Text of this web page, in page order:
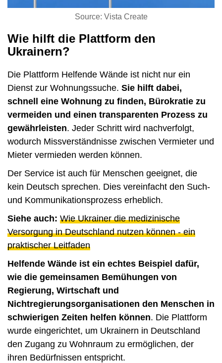
Source: Vista Create
Wie hilft die Plattform den
Ukrainern?
Die Plattform Helfende Wände ist nicht nur ein
Dienst zur Wohnungssuche. Sie hilft dabei,
schnell eine Wohnung zu finden, Bürokratie zu
vermeiden und einen transparenten Prozess zu
gewährleisten. Jeder Schritt wird nachverfolgt,
wodurch Missverständnisse zwischen Vermieter und
Mieter vermieden werden können.
Der Service ist auch für Menschen geeignet, die
kein Deutsch sprechen. Dies vereinfacht den Such-
und Kommunikationsprozess erheblich.
Siehe auch: Wie Ukrainer die medizinische
Versorgung in Deutschland nutzen können - ein
praktischer Leitfaden
Helfende Wände ist ein echtes Beispiel dafür,
wie die gemeinsamen Bemühungen von
Regierung, Wirtschaft und
Nichtregierungsorganisationen den Menschen in
schwierigen Zeiten helfen können. Die Plattform
wurde eingerichtet, um Ukrainern in Deutschland
den Zugang zu Wohnraum zu ermöglichen, der
ihren Bedürfnissen entspricht.